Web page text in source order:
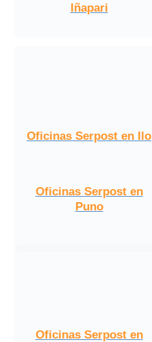
Iñapari
Oficinas Serpost en Ilo
Oficinas Serpost en
Puno
Oficinas Serpost en